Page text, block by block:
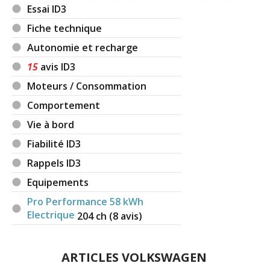
Essai ID3
Fiche technique
Autonomie et recharge
15 avis ID3
Moteurs / Consommation
Comportement
Vie à bord
Fiabilité ID3
Rappels ID3
Equipements
Pro Performance 58 kWh
Electrique 204ch (8 avis)
ARTICLES VOLKSWAGEN